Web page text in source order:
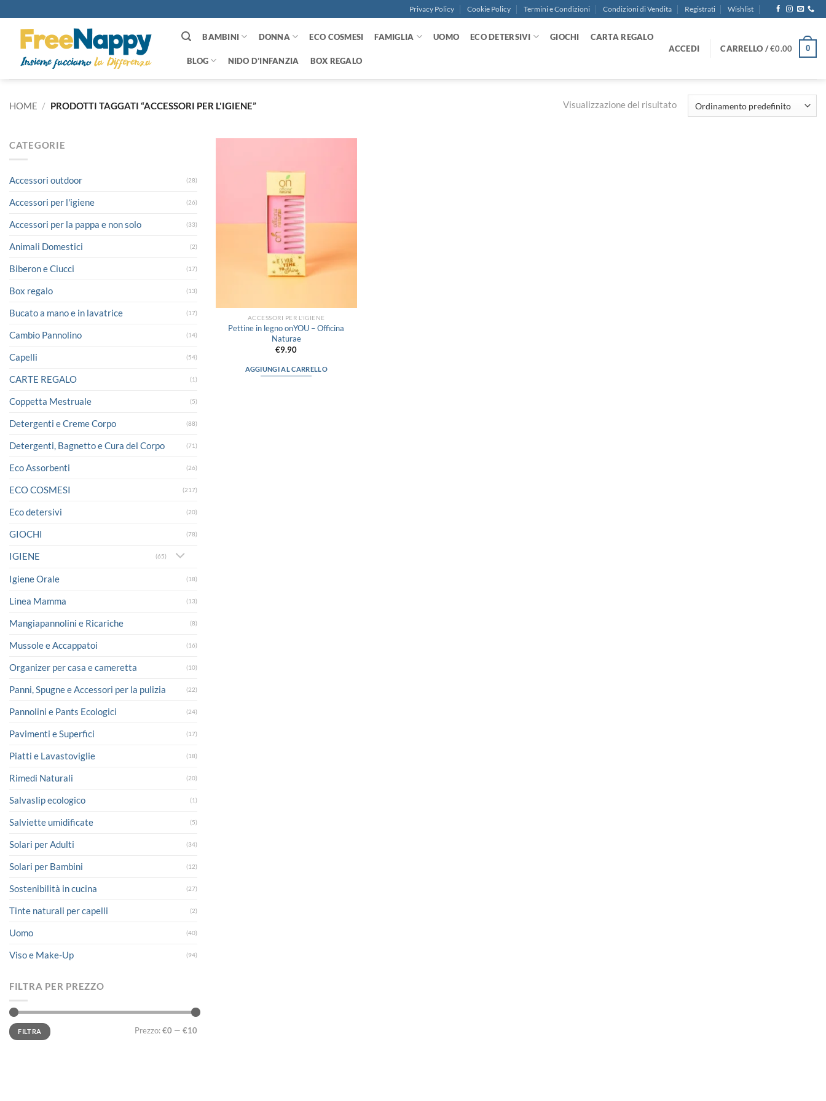
ai
contenuti
Privacy Policy Cookie Policy Termini e Condizioni Condizioni di Vendita Registrati Wishlist
BAMBINI DONNA ECO COSMESI FAMIGLIA UOMO ECO DETERSIVI GIOCHI CARTA REGALO
BLOG NIDO D’INFANZIA BOX REGALO
ACCEDI CARRELLO /€0.00 0
HOME / PRODOTTI TAGGATI “ACCESSORI PER L'IGIENE” Visualizzazione del risultato
CATEGORIE
Accessori outdoor (28)
Accessori per l'igiene (26)
Accessori per la pappa e non solo (33)
Animali Domestici (2)
Biberon e Ciucci (17)
Box regalo (13)
Bucato a mano e in lavatrice (17)
Cambio Pannolino (14)
Capelli (54)
CARTE REGALO (1)
Coppetta Mestruale (5)
Detergenti e Creme Corpo (88)
Detergenti, Bagnetto e Cura del Corpo (71)
Eco Assorbenti (26)
ECO COSMESI (217)
Eco detersivi (20)
GIOCHI (78)
IGIENE (65)
Igiene Orale (18)
Linea Mamma (13)
Mangiapannolini e Ricariche (8)
Mussole e Accappatoi (16)
Organizer per casa e cameretta (10)
Panni, Spugne e Accessori per la pulizia (22)
Pannolini e Pants Ecologici (24)
Pavimenti e Superfici (17)
Piatti e Lavastoviglie (18)
Rimedi Naturali (20)
Salvaslip ecologico (1)
Salviette umidificate (5)
Solari per Adulti (34)
Solari per Bambini (12)
Sostenibilità in cucina (27)
Tinte naturali per capelli (2)
Uomo (40)
Viso e Make-Up (94)
FILTRA PER PREZZO
Prezzo
Min
Prezzo
MaxFILTRA Prezzo:€0 — €10
ACCESSORI PER L'IGIENE
Pettine in legno onYOU – Officina
Naturae
€9.90
AGGIUNGI AL CARRELLO